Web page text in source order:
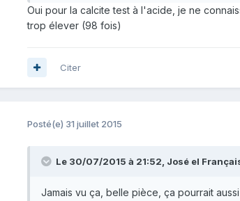
Oui pour la calcite test à l'acide, je ne
trop élever (98 fois)
Citer
Posté(e) 31 juillet 2015
Le 30/07/2015 à 21:52, José el
Jamais vu ça, belle pièce, ça pourrait